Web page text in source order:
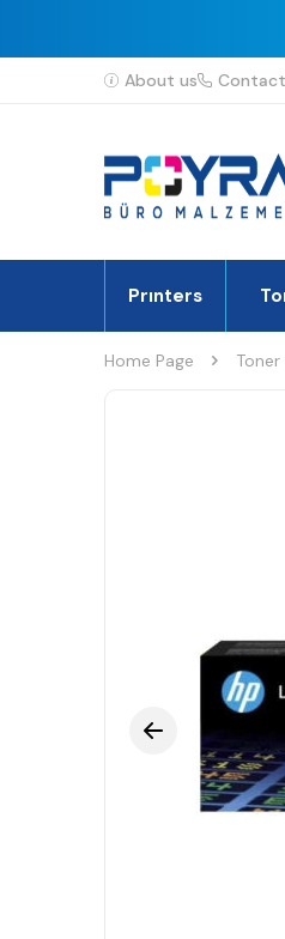
About us Contact
Prınters
Home Page